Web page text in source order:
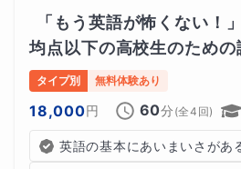
「もう英語が怖くない！
均点以下の高校生のための
タイプ別 無料体験あり
18,000円 60分 (全4 回)
英語の基本にあいまいさがあ